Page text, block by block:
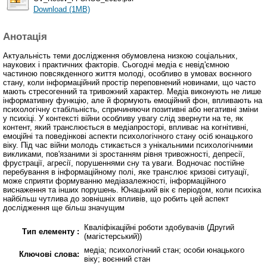
Download (1MB)
Анотація
Актуальність теми дослідження обумовлена низкою соціальних,
наукових і практичних факторів. Сьогодні медіа є невід'ємною
частиною повсякденного життя молоді, особливо в умовах воєнного
стану, коли інформаційний простір переповнений новинами, що часто
мають стресогенний та тривожний характер. Медіа виконують не лише
інформативну функцію, але й формують емоційний фон, впливають на
психологічну стабільність, спричиняючи позитивні або негативні зміни
у психіці. У контексті війни особливу увагу слід звернути на те, як
контент, який транслюється в медіапросторі, впливає на когнітивні,
емоційні та поведінкові аспекти психологічного стану осіб юнацького
віку. Під час війни молодь стикається з унікальними психологічними
викликами, пов'язаними зі зростанням рівня тривожності, депресії,
фрустрації, агресії, порушеннями сну та уваги. Водночас постійне
перебування в інформаційному полі, яке транслює кризові ситуації,
може сприяти формуванню медіазалежності, інформаційного
виснаження та інших порушень. Юнацький вік є періодом, коли психіка
найбільш чутлива до зовнішніх впливів, що робить цей аспект
дослідження ще більш значущим
Тип елементу :
Кваліфікаційні роботи здобувачів (Другий
(магістерський))
Ключові слова: медіа; психологічний стан; особи юнацького
віку; воєнний стан